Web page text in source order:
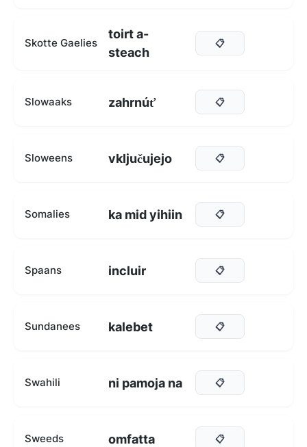
Skotte Gaelies
toirt a-
steach
📋
Slowaaks zahrnúť 📋
Sloweens vključujejo 📋
Somalies ka mid yihiin 📋
Spaans incluir 📋
Sundanees kalebet 📋
Swahili ni pamoja na 📋
Sweeds omfatta 📋